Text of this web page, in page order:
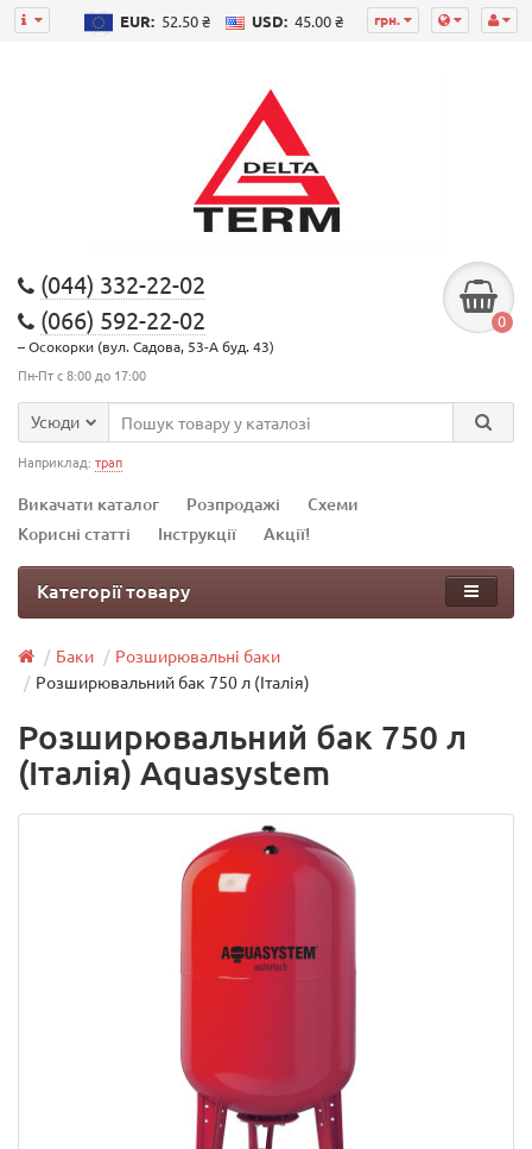
грн.
EUR: 52.50 ₴ USD: 45.00 ₴
(044) 332-22-02
(066) 592-22-02
– Осокорки (вул. Садова, 53-А буд. 43)
Пн-Пт с 8:00 до 17:00
0
Усюди
Наприклад: трап
Викачати каталог Розпродажі
Схеми
Корисні статті
Інструкції Акції!
Категорії товару
Баки
Розширювальні баки
Розширювальний бак 750 л (Італія)
Розширювальний бак 750 л
(Італія) Aquasystem